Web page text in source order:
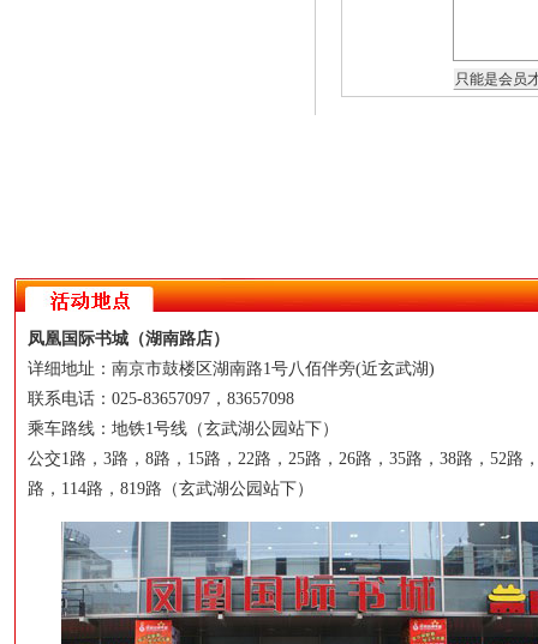
凤凰国际书城（湖南路店）
详细地址：南京市鼓楼区湖南路1号八佰伴旁(近玄武湖)
联系电话：025-83657097，83657098
乘车路线：地铁1号线（玄武湖公园站下）
公交1路，3路，8路，15路，22路，25路，26路，35路，38路，52路
路，114路，819路（玄武湖公园站下）